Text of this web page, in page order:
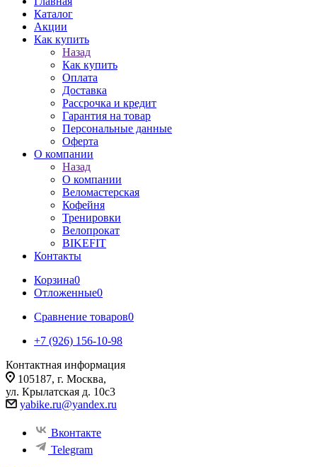
Каталог
Акции
Как купить
Назад
Как купить
Оплата
Доставка
Рассрочка и кредит
Гарантия на товар
Персональные данные
Оферта
О компании
Назад
О компании
Веломастерская
Кофейня
Тренировки
Велопрокат
BIKEFIT
Контакты
Корзина0
Отложенные0
Сравнение товаров0
+7 (926) 156-10-98
Контактная информация
105187, г. Москва,
ул. Крылатская д. 10с3
yabike.ru@yandex.ru
Вконтакте
Telegram